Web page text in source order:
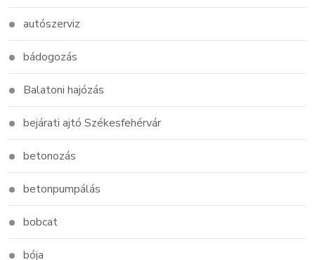
autószerviz
bádogozás
Balatoni hajózás
bejárati ajtó Székesfehérvár
betonozás
betonpumpálás
bobcat
bója